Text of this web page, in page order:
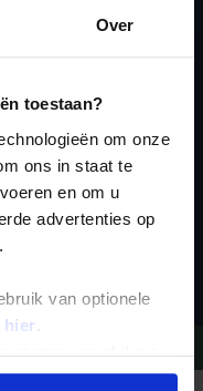
Over
toestaan?
om onze
ons in staat te
en om u
advertenties op
van optionele
hier .
aanpassen of deze
moment voor de
de